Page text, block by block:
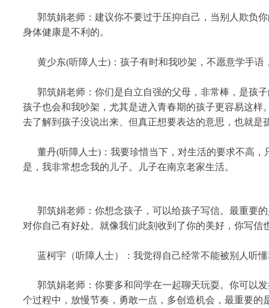
郭筑娟老师：建议你不要过于压抑自己，当别人欺负你
身体健康是不利的。
黄少东(听障人士)：孩子有时和我吵架，不愿意学手语
郭筑娟老师：你们是自立自强的父母，非常棒，是孩
孩子也会和我吵架，尤其是进入青春期的孩子更容易这
去了解到孩子没说出来、但真正想要表达的意思，也就
董丹(听障人士)：我要珍惜当下，对生活的要求不高，
是，我非常想念我的儿子。儿子在南京老家生活。
郭筑娟老师：你想念孩子，可以给孩子写信。最重要
对你自己有好处。就像我们此刻收到了你的美好，你写信
蓝柯宇（听障人士）：我觉得自己经常不能被别人听
郭筑娟老师：你要多和同学在一起聊天玩耍。你可以
个过程中，放慢节奏，勇敢一点，多创造机会，最重要